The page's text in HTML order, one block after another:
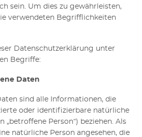
sein. Um dies zu gewährleisten,
verwendeten Begrifflichkeiten
Datenschutzerklärung unter
Begriffe:
Daten
sind alle Informationen, die
oder identifizierbare natürliche
„betroffene Person“) beziehen. Als
natürliche Person angesehen, die